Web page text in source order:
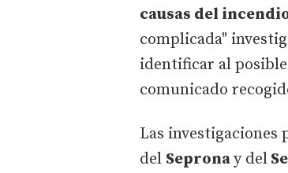
causas del
complicada"
identificar al
comunicado
Las
del Sepronay del